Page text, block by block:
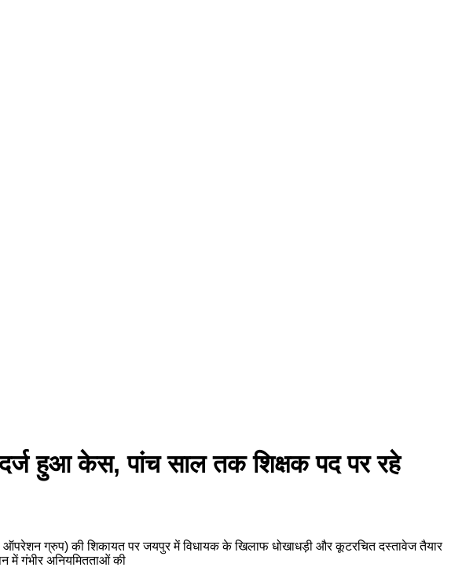
दर्ज हुआ केस, पांच साल तक शिक्षक पद पर रहे
ग्रुप) की शिकायत पर जयपुर में विधायक के खिलाफ धोखाधड़ी और कूटरचित दस्तावेज तैयार
में गंभीर अनियमितताओं की